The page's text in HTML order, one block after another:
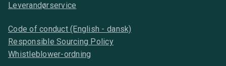
Leverandørservice
Code of conduct (English - dansk)
Responsible Sourcing Policy
Whistleblower-ordning